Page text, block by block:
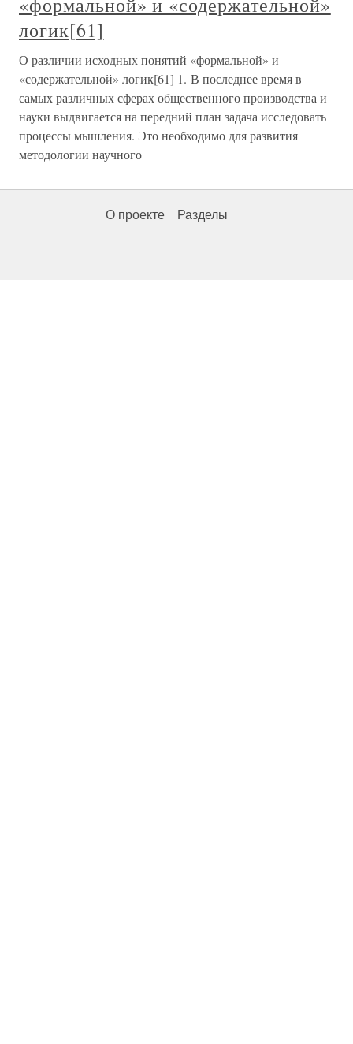
логик[61]
О различии исходных понятий «формальной» и
«содержательной» логик[61] 1. В последнее время в
самых различных сферах общественного производства и
науки выдвигается на передний план задача исследовать
процессы мышления. Это необходимо для развития
методологии научного
О проекте Разделы